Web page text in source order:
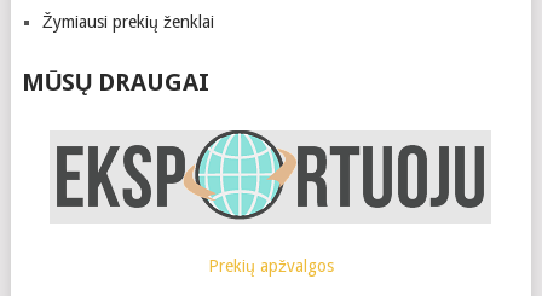
Žymiausi prekių ženklai
MŪSŲ DRAUGAI
Prekių apžvalgos